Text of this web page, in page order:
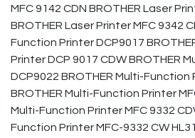
MFC 9142 CDN BROTHER Laser
BROTHER Laser Printer MFC 9342
Function Printer DCP9017
Printer DCP 9017 CDW BROTHER
DCP9022 BROTHER Multi-Function
BROTHER Multi-Function Printer
Multi-Function Printer MFC 9332
Function Printer MFC-9332 CW